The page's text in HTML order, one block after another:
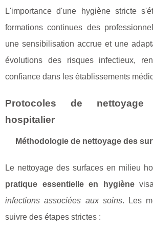
L'importance d'une hygiène stricte
formations continues des
une sensibilisation accrue et une
évolutions des risques infectieux,
confiance dans les établissements
Protocoles de
hospitalier
Méthodologie de nettoyage des
Le nettoyage des surfaces en milieu
pratique essentielle en hygiène
infections associées aux soins. Les
suivre des étapes strictes :